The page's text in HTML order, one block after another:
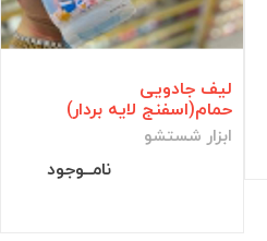
لیف جادویی
حمام(اسفنج لایه بردار)
ابزار شستشو
نامــوجود